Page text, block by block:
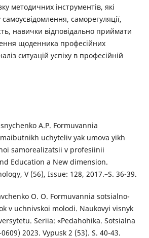
методичних інструментів, які
саморегуляції,
навички відповідально приймати
щоденника професійних
ситуацій успіху в професійній
A.P. Formuvannia
uchyteliv yak umova yikh
samorealizatsii v profesiinii
Education a New dimension.
V (56), Issue: 128, 2017.–S. 36-39.
O. O. Formuvannia sotsialno-
v uchnivskoi molodi. Naukovyi visnyk
Seriia: «Pedahohika. Sotsialna
2023. Vypusk 2 (53). S. 40-43.